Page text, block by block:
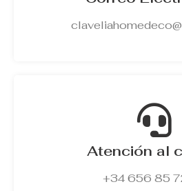
Atención al
+34 656 85